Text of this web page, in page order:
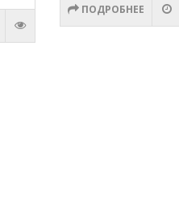
ПОДРОБНЕЕ